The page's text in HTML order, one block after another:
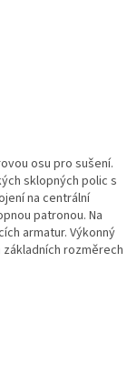
osu pro sušení.
sklopných polic s
na centrální
patronou. Na
armatur. Výkonný
rozměrech